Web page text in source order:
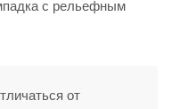
с рельефным
от